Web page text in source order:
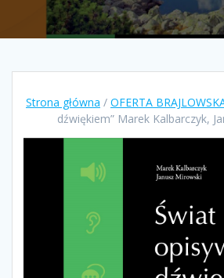
Strona główna / OFERTA
dźwiękiem” Marek Kalbarczyk,